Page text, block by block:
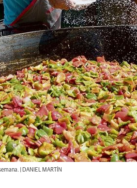
| DANIEL MARTÍN